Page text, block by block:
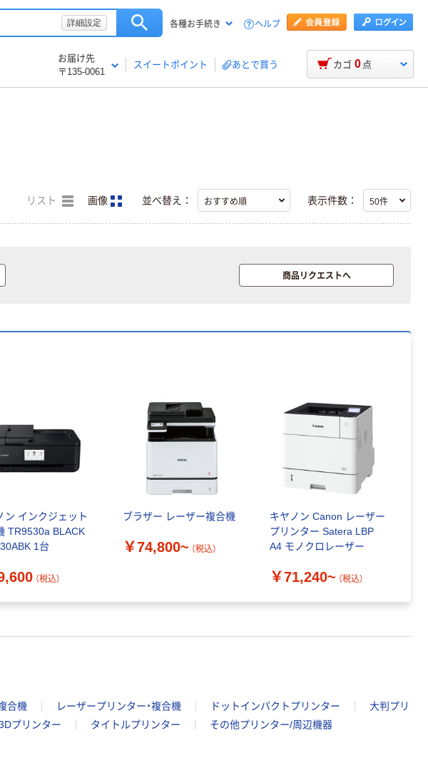
詳細設定 各種お手続き ヘルプ
お届け先
〒135-0061
スイートポイント あとで買う カゴ 0 点
リスト 画像 並べ替え： 表示件数：
商品リクエストへ
ン インクジェット
TR9530a BLACK
1台
（税込）
ブラザー レーザー複合機
￥74,800~ （税込）
キヤノン Canon レーザー
プリンター Satera LBP
A4 モノクロレーザー
￥71,240~ （税込）
合機 レーザープリンター・複合機 ドットインパクトプリンター
大判プリ
プリンター タイトルプリンター その他プリンター/周辺機器